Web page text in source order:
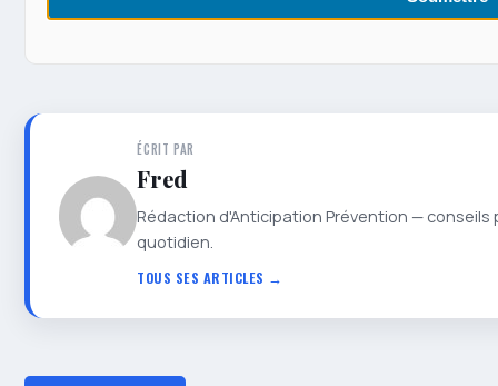
ÉCRIT PAR
Fred
Rédaction d'Anticipation Prévention —
quotidien.
TOUS SES ARTICLES →